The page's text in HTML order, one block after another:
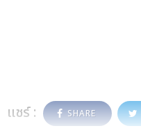
แชร์ : SHARE